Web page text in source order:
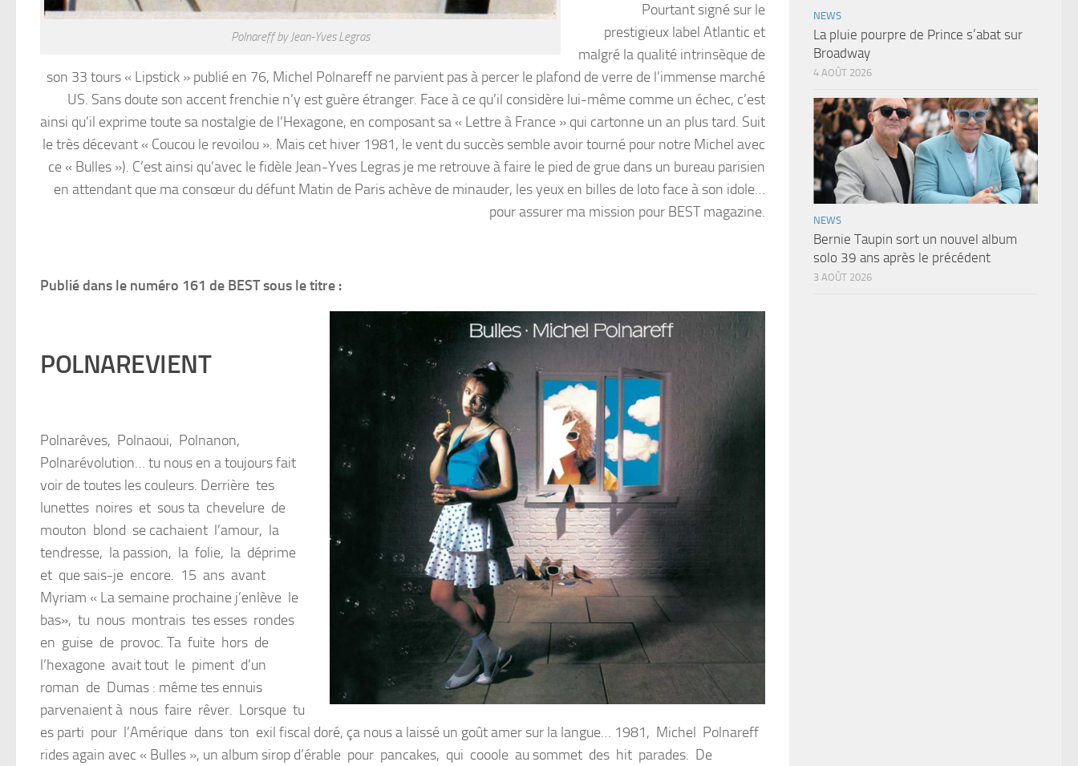
Polnareff by Jean-Yves Legras
Pourtant signé sur le
prestigieux label Atlantic et
malgré la qualité intrinsèque de
son 33 tours « Lipstick » publié en 76, Michel Polnareff ne parvient pas à percer le plafond de verre de l’immense marché
US. Sans doute son accent frenchie n’y est guère étranger. Face à ce qu’il considère lui-même comme un échec, c’est
ainsi qu’il exprime toute sa nostalgie de l’Hexagone, en composant sa « Lettre à France » qui cartonne un an plus tard. Suit
le très décevant « Coucou le revoilou ». Mais cet hiver 1981, le vent du succès semble avoir tourné pour notre Michel avec
ce « Bulles »). C’est ainsi qu’avec le fidèle Jean-Yves Legras je me retrouve à faire le pied de grue dans un bureau parisien
en attendant que ma consœur du défunt Matin de Paris achève de minauder, les yeux en billes de loto face à son idole…
pour assurer ma mission pour BEST magazine.
Publié dans le numéro 161 de BEST sous le titre :
POLNAREVIENT
Polnarêves, Polnaoui, Polnanon,
Polnarévolution… tu nous en a toujours fait
voir de toutes les couleurs. Derrière tes
lunettes noires et sous ta chevelure de
mouton blond se cachaient l’amour, la
tendresse, la passion, la folie, la déprime
et que sais-je encore. 15 ans avant
Myriam « La semaine prochaine j’enlève le
bas», tu nous montrais tes esses rondes
en guise de provoc. Ta fuite hors de
l’hexagone avait tout le piment d’un
roman de Dumas : même tes ennuis
parvenaient à nous faire rêver. Lorsque tu
es parti pour l’Amérique dans ton exil fiscal doré, ça nous a laissé un goût amer sur la langue… 1981, Michel Polnareff
rides again avec « Bulles », un album sirop d’érable pour pancakes, qui cooole au sommet des hit parades. De
NEWS
La pluie pourpre de Prince s’abat sur
Broadway
4 AOÛT 2026
NEWS
Bernie Taupin sort un nouvel album
solo 39 ans après le précédent
3 AOÛT 2026